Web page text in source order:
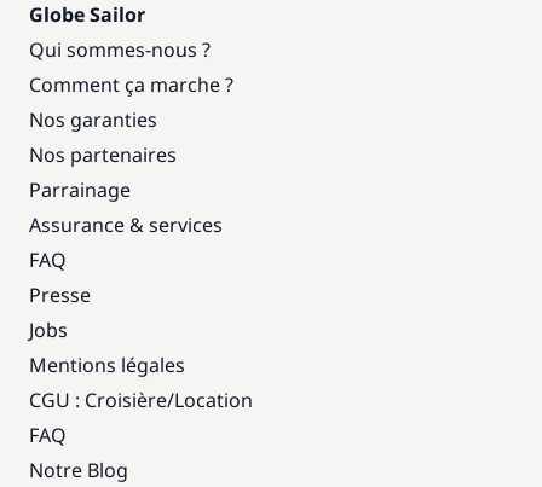
Globe Sailor
Qui sommes-nous ?
Comment ça marche ?
Nos garanties
Nos partenaires
Parrainage
Assurance & services
FAQ
Presse
Jobs
Mentions légales
CGU : Croisière/Location
FAQ
Notre Blog